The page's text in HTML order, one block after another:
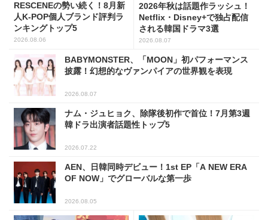
RESCENEの勢い続く！8月新
人K-POP個人ブランド評判ラ
ンキングトップ5
2026.08.06
2026年秋は話題作ラッシュ！
Netflix・Disney+で独占配信
される韓国ドラマ3選
2026.08.07
BABYMONSTER、「MOON」初パフォーマンス
披露！幻想的なヴァンパイアの世界観を表現
2026.08.07
ナム・ジュヒョク、除隊後初作で首位！7月第3週
韓ドラ出演者話題性トップ5
2026.07.22
AEN、日韓同時デビュー！1st EP「A NEW ERA
OF NOW」でグローバルな第一歩
2026.08.05